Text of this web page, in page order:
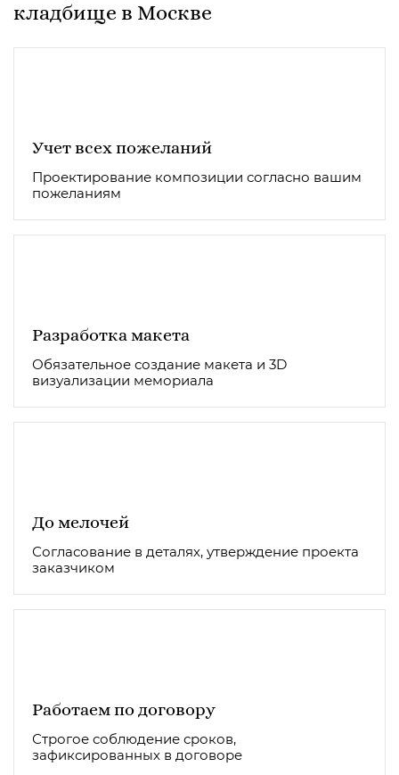
кладбище в Москве
Учет всех пожеланий
Проектирование композиции согласно вашим
пожеланиям
Разработка макета
Обязательное создание макета и 3D
визуализации мемориала
До мелочей
Согласование в деталях, утверждение проекта
заказчиком
Работаем по договору
Строгое соблюдение сроков,
зафиксированных в договоре